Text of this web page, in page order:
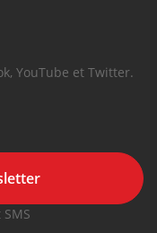
YouTube et Twitter.